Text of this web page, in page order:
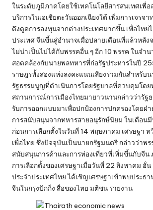
ในระดับภูมิภาคโดยใช้เทคโนโลยีสารสนเทศเพื่อ
บริการในเอเชียตะวันออกเฉียงใต้ เพิ่มการเจรจา
ดึงดูดการลงทุนจากต่างประเทศมากขึ้น เพื่อไทย
ประเทศ จีนขึ้นสู่อำนาจเมื่อปลายเดือนที่แล้วหลั
ไม่น่าเป็นไปได้กับพรรคอื่น ๆ อีก 10 พรรค ในจำ
สอดคล้องกับนายพลทหารที่ก่อรัฐประหารในปี
ราษฎรทั้งสองแห่งลงคะแนนเสียงร่วมกันสำหรับ
รัฐธรรมนูญที่ดำเนินการโดยรัฐบาลที่ควบคุมโดย
สถานการณ์การเมืองไทยมายาวนานกล่าวว่ารั
รับการออกแบบมาเพื่อปกป้องการปกครองโดยฝ่
การสนับสนุนจากทหารสายอนุรักษ์นิยม ในเดือน
ก่อนการเลือกตั้งในวันที่ 14 พฤษภาคม เศรษฐา
เพื่อไทย ซึ่งปัจจุบันเป็นนายกรัฐมนตรี กล่าวว่าพร
สนับสนุนการค้าและการท่องเที่ยวที่เพิ่มขึ้นกับจีน
การเลือกตั้งของเศรษฐาเมื่อวันที่ 22 สิงหาคม ฮั่
ประจำประเทศไทย ได้เชิญเศรษฐาเข้าพบประธ
จีนในกรุงปักกิ่ง สื่อของไทย มติชน รายงาน